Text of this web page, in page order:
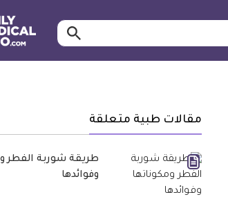
ابحث…
مقالات طبية متعلقة
طريقة شوربة الفطر
وفوائدها